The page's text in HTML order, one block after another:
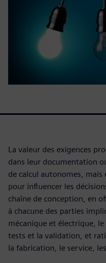
La valeur des exigences
dans leur documentation
de calcul autonomes,
pour influencer les
chaîne de conception, en
à chacune des parties
mécanique et électrique,
tests et la validation, et
la fabrication, le service,